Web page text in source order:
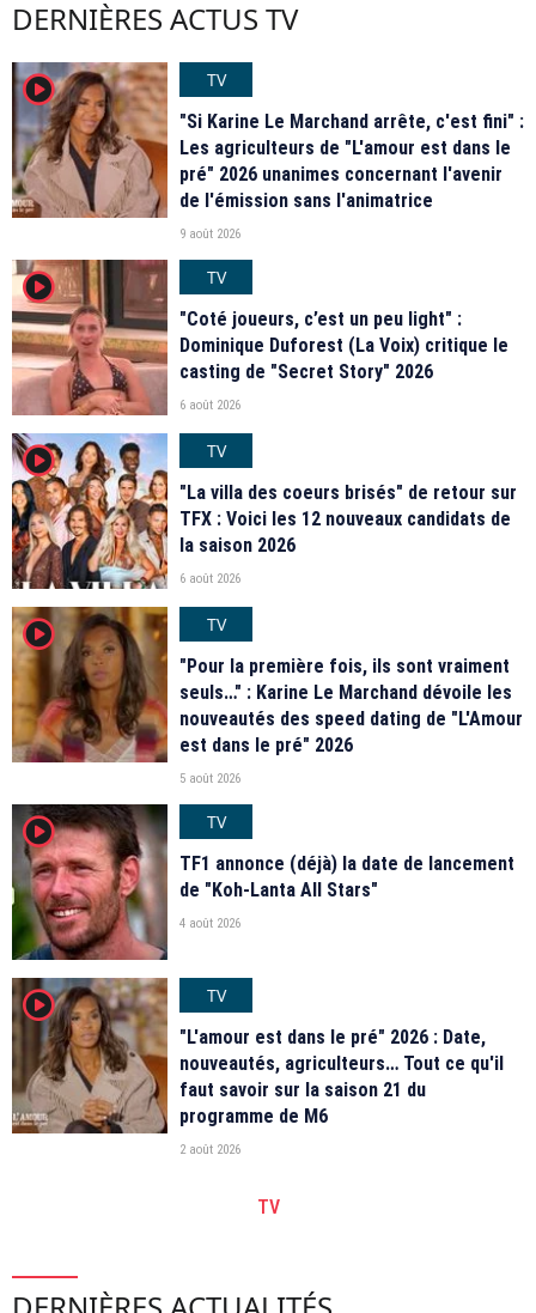
DERNIÈRES ACTUS TV
player2
TV
"Si Karine Le Marchand arrête, c'est fini" :
Les agriculteurs de "L'amour est dans le
pré" 2026 unanimes concernant l'avenir
de l'émission sans l'animatrice
9 août 2026
player2
TV
"Coté joueurs, c’est un peu light" :
Dominique Duforest (La Voix) critique le
casting de "Secret Story" 2026
6 août 2026
player2
TV
"La villa des coeurs brisés" de retour sur
TFX : Voici les 12 nouveaux candidats de
la saison 2026
6 août 2026
player2
TV
"Pour la première fois, ils sont vraiment
seuls…" : Karine Le Marchand dévoile les
nouveautés des speed dating de "L'Amour
est dans le pré" 2026
5 août 2026
player2
TV
TF1 annonce (déjà) la date de lancement
de "Koh-Lanta All Stars"
4 août 2026
player2
TV
"L'amour est dans le pré" 2026 : Date,
nouveautés, agriculteurs… Tout ce qu'il
faut savoir sur la saison 21 du
programme de M6
2 août 2026
TV